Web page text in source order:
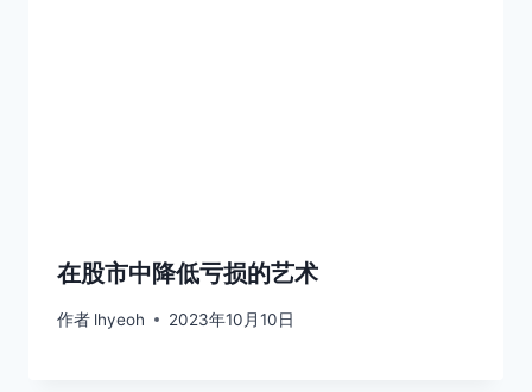
在股市中降低亏损的艺术
作者 lhyeoh 2023年10月10日